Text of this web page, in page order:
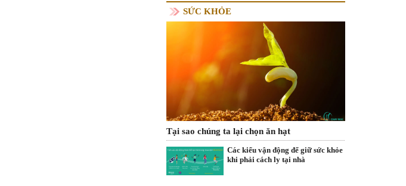
SỨC KHỎE
Tại sao chúng ta lại chọn ăn hạt
Các kiểu vận động để giữ sức khỏe
khi phải cách ly tại nhà